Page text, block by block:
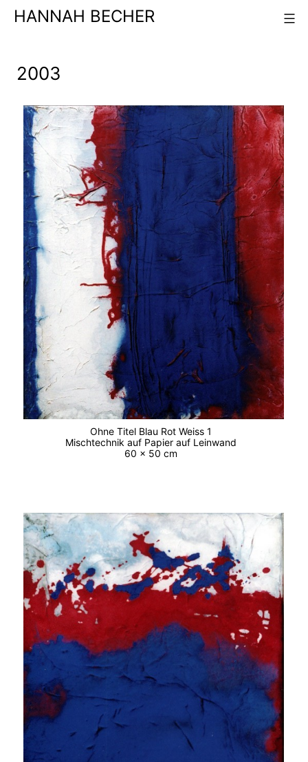
SkipHANNAH BECHER
2003
Ohne Titel Blau Rot Weiss 1
Mischtechnik auf Papier auf Leinwand
60 x 50 cm